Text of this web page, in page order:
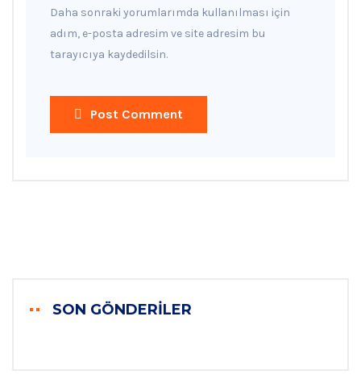
Daha sonraki yorumlarımda kullanılması için
adım, e-posta adresim ve site adresim bu
tarayıcıya kaydedilsin.
Post Comment
SON GÖNDERILER